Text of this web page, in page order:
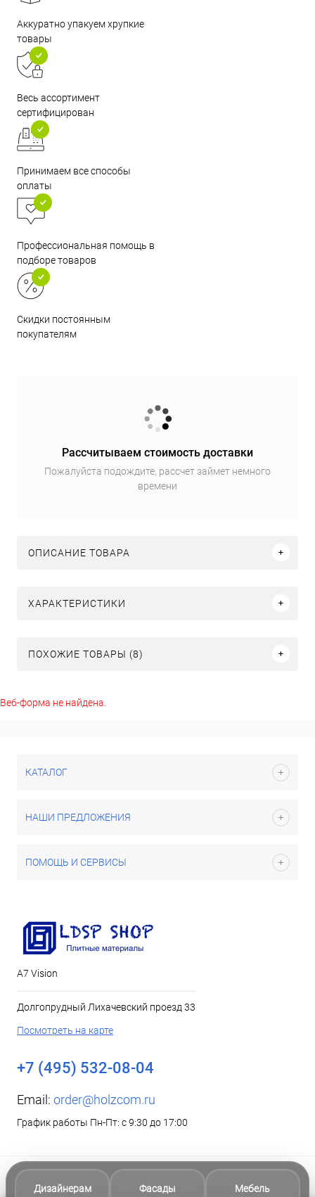
Аккуратно упакуем хрупкие
товары
Весь ассортимент
сертифицирован
Принимаем все способы
оплаты
Профессиональная помощь в
подборе товаров
Скидки постоянным
покупателям
Рассчитываем стоимость доставки
Пожалуйста подождите, рассчет займет немного
времени
ОПИСАНИЕ ТОВАРА
ХАРАКТЕРИСТИКИ
ПОХОЖИЕ ТОВАРЫ (8)
Веб-форма не найдена.
КАТАЛОГ
НАШИ ПРЕДЛОЖЕНИЯ
ПОМОЩЬ И СЕРВИСЫ
А7 Vision
Долгопрудный Лихачевский проезд 33
Посмотреть на карте
+7 (495) 532-08-04
Email: order@holzcom.ru
График работы Пн-Пт: с 9:30 до 17:00
Дизайнерам Фасады Мебель